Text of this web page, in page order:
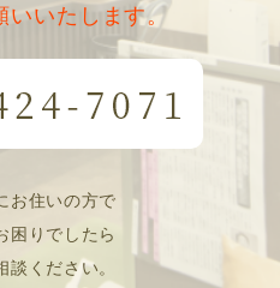
いいたします。
お住いの方で
困りでしたら
談ください。